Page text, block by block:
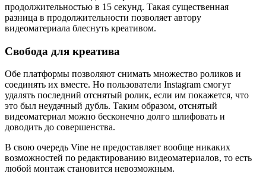
продолжительностью в 15 секунд. Такая существенная
разница в продолжительности позволяет автору
видеоматериала блеснуть креативом.
Свобода для креатива
Обе платформы позволяют снимать множество роликов и
соединять их вместе. Но пользователи Instagram смогут
удалять последний отснятый ролик, если им покажется, что
это был неудачный дубль. Таким образом, отснятый
видеоматериал можно бесконечно долго шлифовать и
доводить до совершенства.
В свою очередь Vine не предоставляет вообще никаких
возможностей по редактированию видеоматериалов, то есть
любой монтаж становится невозможным.